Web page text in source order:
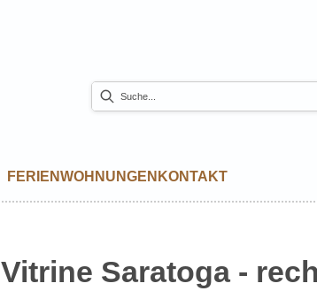
FERIENWOHNUNGEN KONTAKT
Vitrine Saratoga -